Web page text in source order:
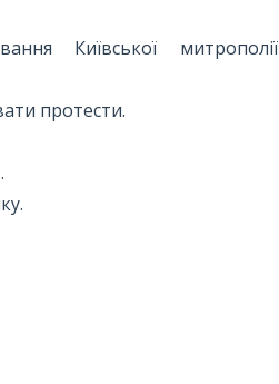
Київської митрополії
протести.